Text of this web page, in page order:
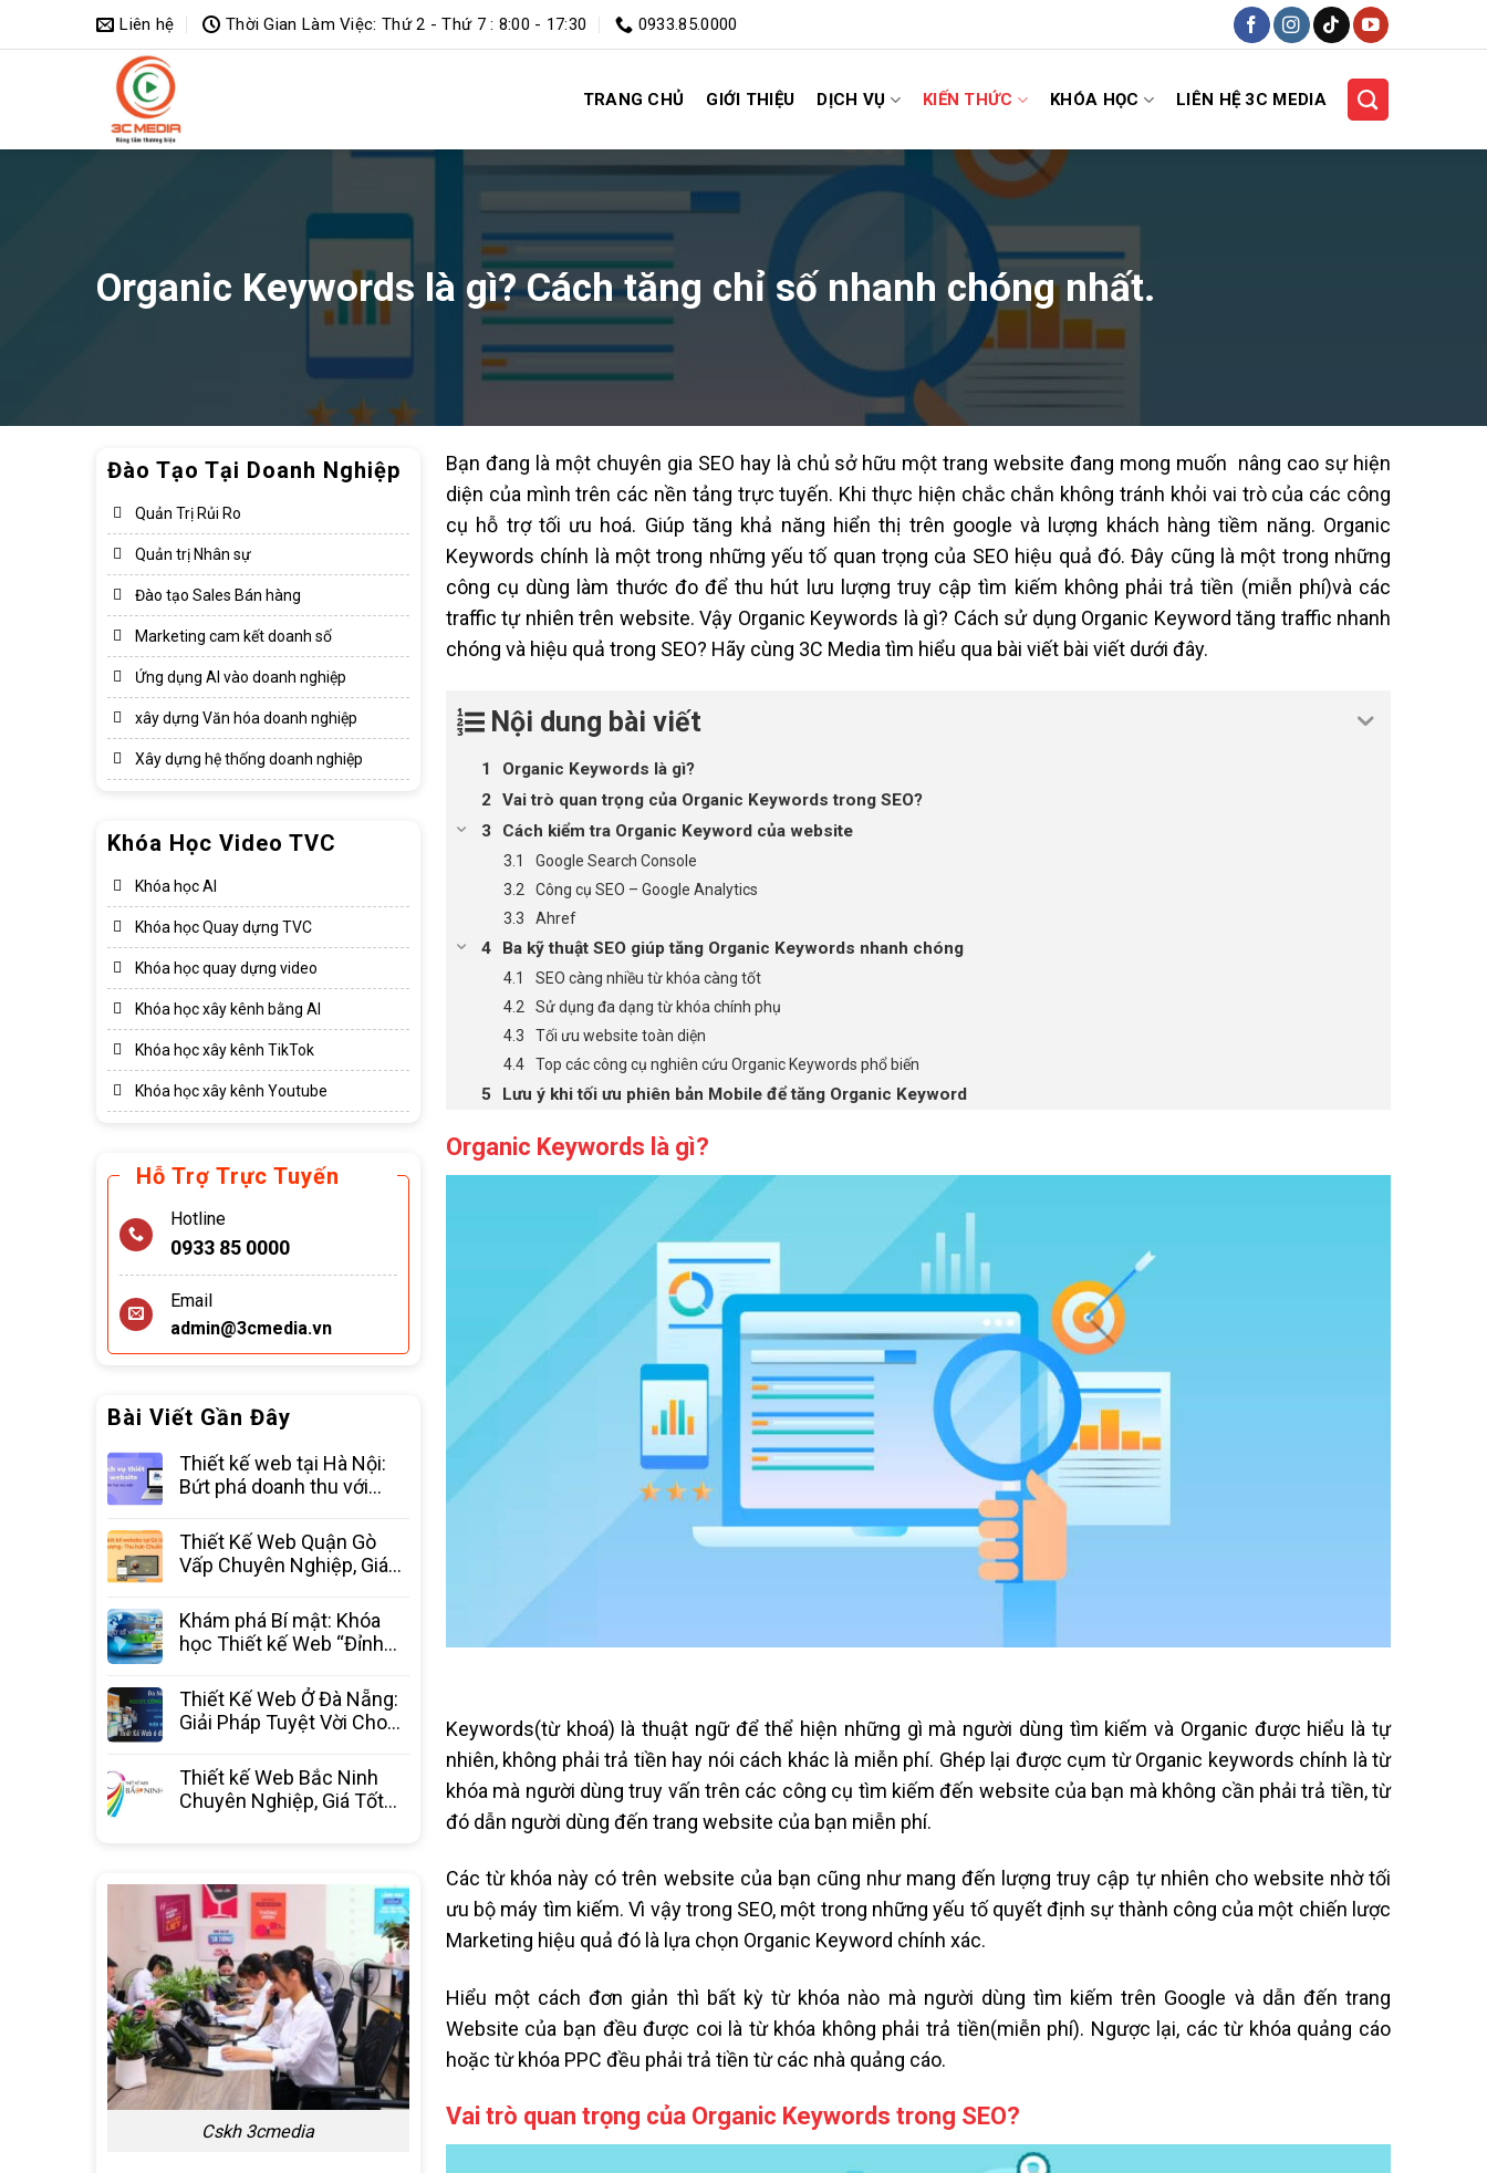
qua
Liên hệ Thời Gian Làm Việc: Thứ 2 - Thứ 7 : 8:00 - 17:30 0933.85.0000
TRANG CHỦ GIỚI THIỆU DỊCH VỤ KIẾN THỨC KHÓA HỌC LIÊN HỆ 3C MEDIA
Organic Keywords là gì? Cách tăng chỉ số nhanh chóng nhất.
Đào Tạo Tại Doanh Nghiệp
Quản Trị Rủi Ro
Quản trị Nhân sự
Đào tạo Sales Bán hàng
Marketing cam kết doanh số
Ứng dụng AI vào doanh nghiệp
xây dựng Văn hóa doanh nghiệp​
Xây dựng hệ thống doanh nghiệp​
Khóa Học Video TVC
Khóa học AI
Khóa học Quay dựng TVC
Khóa học quay dựng video
Khóa học xây kênh bằng AI
Khóa học xây kênh TikTok
Khóa học xây kênh Youtube
Hỗ Trợ Trực Tuyến
Hotline
0933 85 0000
Email
admin@3cmedia.vn
Bài Viết Gần Đây
Thiết kế web tại Hà Nội:
Bứt phá doanh thu với
3C Media
Thiết Kế Web Quận Gò
Vấp Chuyên Nghiệp, Giá
Khám phá Bí mật: Khóa
học Thiết kế Web “Đỉnh
nghiệp
Thiết Kế Web Ở Đà Nẵng:
Giải Pháp Tuyệt Vời Cho
Thiết kế Web Bắc Ninh
Chuyên Nghiệp, Giá Tốt
Cskh 3cmedia
Bạn đang là một chuyên gia SEO hay là chủ sở hữu một trang website đang mong muốn nâng cao sự hiện
diện của mình trên các nền tảng trực tuyến. Khi thực hiện chắc chắn không tránh khỏi vai trò của các công
cụ hỗ trợ tối ưu hoá. Giúp tăng khả năng hiển thị trên google và lượng khách hàng tiềm năng. Organic
Keywords chính là một trong những yếu tố quan trọng của SEO hiệu quả đó. Đây cũng là một trong những
công cụ dùng làm thước đo để thu hút lưu lượng truy cập tìm kiếm không phải trả tiền (miễn phí)và các
traffic tự nhiên trên website. Vậy Organic Keywords là gì? Cách sử dụng Organic Keyword tăng traffic nhanh
chóng và hiệu quả trong SEO? Hãy cùng 3C Media tìm hiểu qua bài viết bài viết dưới đây.
Nội dung bài viết
Organic Keywords là gì?
Vai trò quan trọng của Organic Keywords trong SEO?
Cách kiểm tra Organic Keyword của website
Google Search Console
Công cụ SEO – Google Analytics
Ahref
Ba kỹ thuật SEO giúp tăng Organic Keywords nhanh chóng
SEO càng nhiều từ khóa càng tốt
Sử dụng đa dạng từ khóa chính phụ
Tối ưu website toàn diện
Top các công cụ nghiên cứu Organic Keywords phổ biến
Lưu ý khi tối ưu phiên bản Mobile để tăng Organic Keyword
Organic Keywords là gì?
Keywords(từ khoá) là thuật ngữ để thể hiện những gì mà người dùng tìm kiếm và Organic được hiểu là tự
nhiên, không phải trả tiền hay nói cách khác là miễn phí. Ghép lại được cụm từ Organic keywords chính là từ
khóa mà người dùng truy vấn trên các công cụ tìm kiếm đến website của bạn mà không cần phải trả tiền, từ
đó dẫn người dùng đến trang website của bạn miễn phí.
Các từ khóa này có trên website của bạn cũng như mang đến lượng truy cập tự nhiên cho website nhờ tối
ưu bộ máy tìm kiếm. Vì vậy trong SEO, một trong những yếu tố quyết định sự thành công của một chiến lược
Marketing hiệu quả đó là lựa chọn Organic Keyword chính xác.
Hiểu một cách đơn giản thì bất kỳ từ khóa nào mà người dùng tìm kiếm trên Google và dẫn đến trang
Website của bạn đều được coi là từ khóa không phải trả tiền(miễn phí). Ngược lại, các từ khóa quảng cáo
hoặc từ khóa PPC đều phải trả tiền từ các nhà quảng cáo.
Vai trò quan trọng của Organic Keywords trong SEO?